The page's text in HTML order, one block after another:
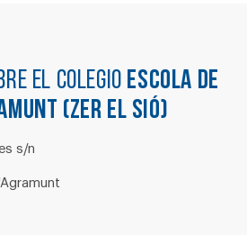
el colegio ESCOLA DE
(ZER EL SIÓ)
s/n